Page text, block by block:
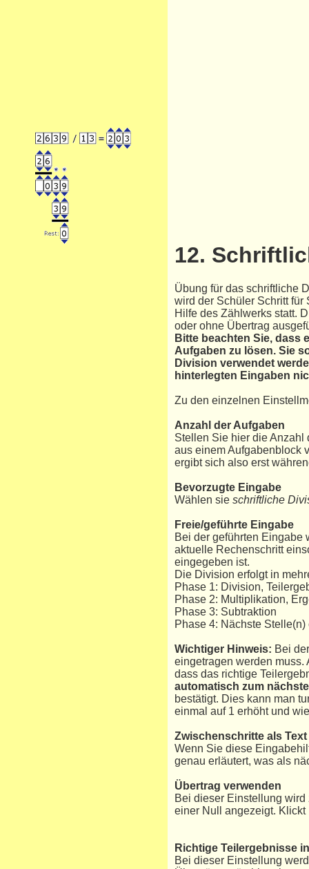
12.
Übung für das schriftliche
wird der Schüler Schritt für
Hilfe des Zählwerks statt.
oder ohne Übertrag
Bitte beachten Sie, dass
Aufgaben zu lösen. Sie
Division verwendet
hinterlegten Eingaben
Zu den einzelnen
Anzahl der Aufgaben
Stellen Sie hier die Anzahl
aus einem Aufgabenblock
ergibt sich also erst
Bevorzugte Eingabe
Wählen sie schriftliche
Freie/geführte Eingabe
Bei der geführten Eingabe
aktuelle Rechenschritt
eingegeben ist.
Die Division erfolgt in
Phase 1: Division,
Phase 2: Multiplikation,
Phase 3: Subtraktion
Phase 4: Nächste
Wichtiger Hinweis: Bei
eingetragen werden muss.
dass das richtige
automatisch zum
bestätigt. Dies kann man
einmal auf 1 erhöht und
Zwischenschritte als
Wenn Sie diese
genau erläutert, was als
Übertrag verwenden
Bei dieser Einstellung
einer Null angezeigt.
Richtige Teilergebnisse
Bei dieser Einstellung